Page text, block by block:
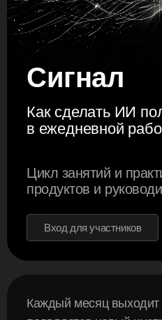
Сигнал
Как сделать ИИ
в ежедневной
Цикл занятий и
продуктов и
Вход для участников
Каждый месяц